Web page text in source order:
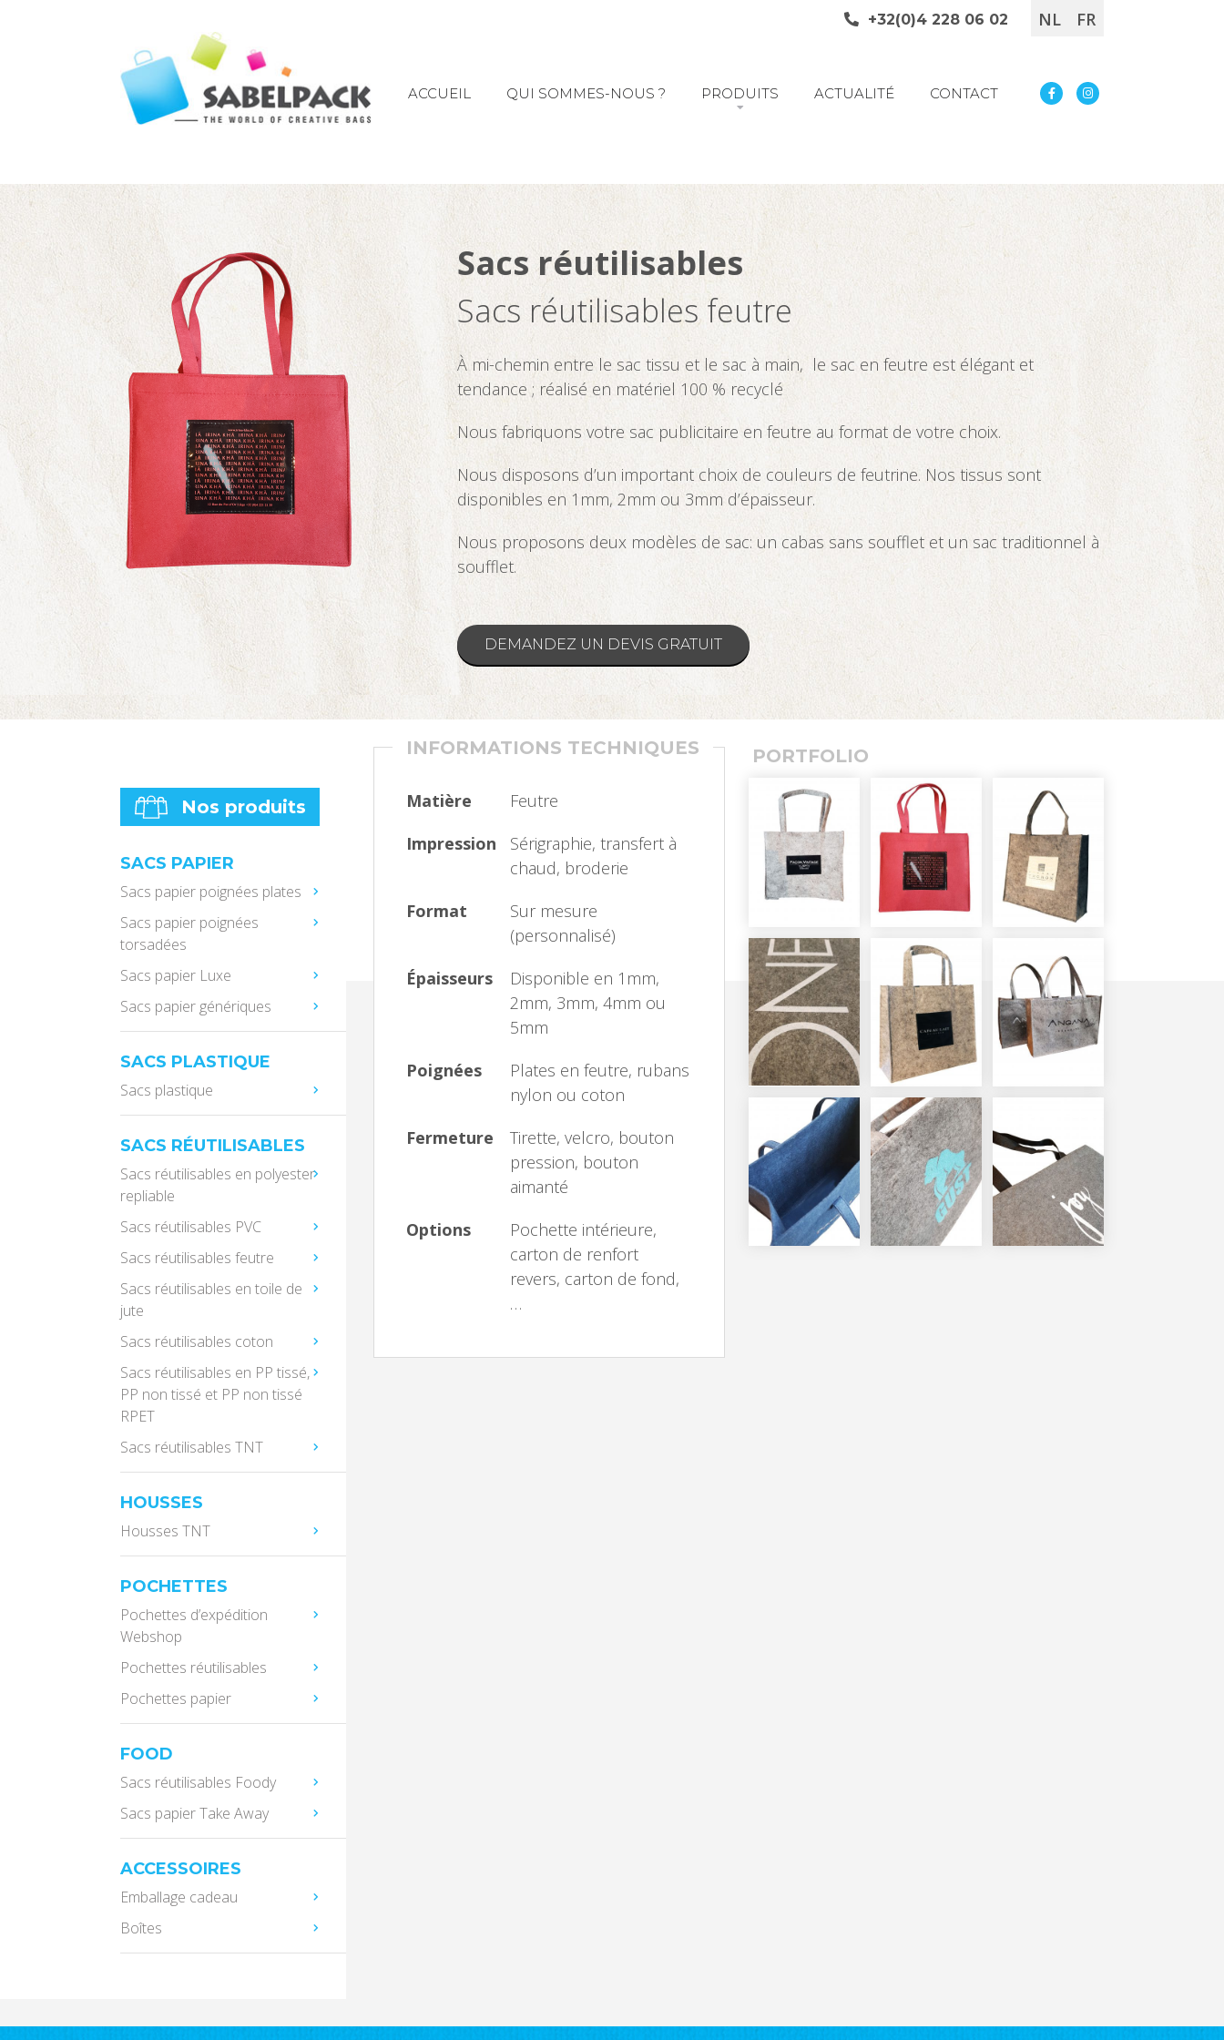
ACCUEIL QUI SOMMES-NOUS ? PRODUITS ACTUALITÉ CONTACT
+32(0)4 228 06 02 NL FR
Sacs réutilisables
Sacs réutilisables feutre
À mi-chemin entre le sac tissu et le sac à main, le sac en feutre est élégant et
tendance ; réalisé en matériel 100 % recyclé
Nous fabriquons votre sac publicitaire en feutre au format de votre choix.
Nous disposons d’un important choix de couleurs de feutrine. Nos tissus sont
disponibles en 1mm, 2mm ou 3mm d’épaisseur.
Nous proposons deux modèles de sac: un cabas sans soufflet et un sac traditionnel à
soufflet.
DEMANDEZ UN DEVIS GRATUIT
Nos produits
SACS PAPIER
Sacs papier poignées plates
Sacs papier poignées
torsadées
Sacs papier Luxe
Sacs papier génériques
SACS PLASTIQUE
Sacs plastique
SACS RÉUTILISABLES
Sacs réutilisables en polyester
repliable
Sacs réutilisables PVC
Sacs réutilisables feutre
Sacs réutilisables en toile de
jute
Sacs réutilisables coton
Sacs réutilisables en PP tissé,
PP non tissé et PP non tissé
RPET
Sacs réutilisables TNT
HOUSSES
Housses TNT
POCHETTES
Pochettes d’expédition
Webshop
Pochettes réutilisables
Pochettes papier
FOOD
Sacs réutilisables Foody
Sacs papier Take Away
ACCESSOIRES
Emballage cadeau
Boîtes
INFORMATIONS TECHNIQUES
Matière
Feutre
Impression
Sérigraphie, transfert à
chaud, broderie
Format
Sur mesure
(personnalisé)
Épaisseurs
Disponible en 1mm,
2mm, 3mm, 4mm ou
5mm
Poignées
Plates en feutre, rubans
nylon ou coton
Fermeture
Tirette, velcro, bouton
pression, bouton
aimanté
Options
Pochette intérieure,
carton de renfort
revers, carton de fond,
…
PORTFOLIO